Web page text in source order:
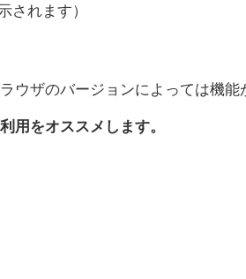
されます）
ウザのバージョンによっては機能
用をオススメします。